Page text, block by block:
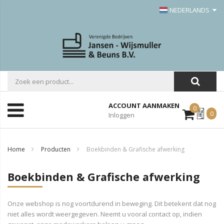
NEDERLANDS
ACCOUNT AANMAKEN
Inloggen
0Mijn
Offerte
0
Home Producten Boekbinden & Grafische afwerking
Boekbinden & Grafische afwerking
Onze webshop is nog voortdurend in beweging. Dit betekent dat nog
niet alles wordt weergegeven. Neemt u vooral contact op, indien